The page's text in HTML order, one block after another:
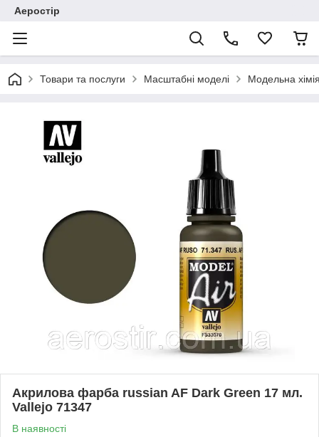
Аеростір
Товари та послуги Масштабні моделі Модельна
Акрилова фарба russian AF Dark Green 17 мл.
Vallejo 71347
В наявності